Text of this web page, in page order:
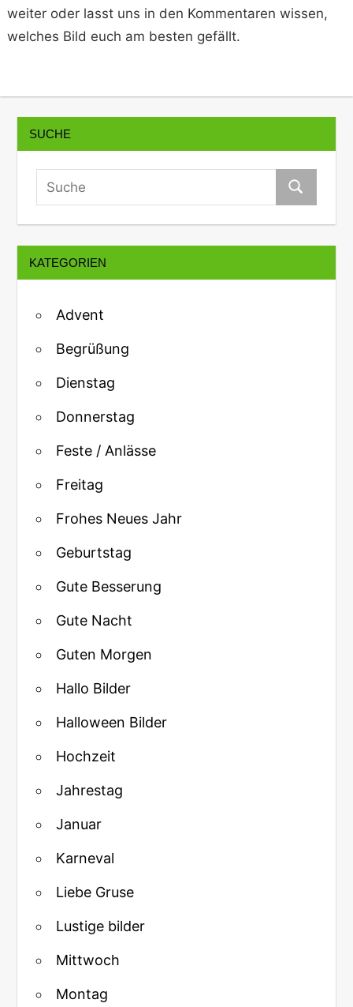
weiter oder lasst uns in den Kommentaren wissen,
welches Bild euch am besten gefällt.
SUCHE
KATEGORIEN
Advent
Begrüßung
Dienstag
Donnerstag
Feste / Anlässe
Freitag
Frohes Neues Jahr
Geburtstag
Gute Besserung
Gute Nacht
Guten Morgen
Hallo Bilder
Halloween Bilder
Hochzeit
Jahrestag
Januar
Karneval
Liebe Gruse
Lustige bilder
Mittwoch
Montag